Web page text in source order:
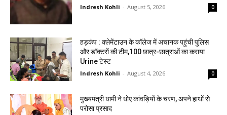
Indresh Kohli - August 5, 2026 0
हड़कंप : क्लेमेंटाउन के कॉलेज में अचानक पहुंची पुलिस
और डॉक्टरों की टीम,100 छात्र-छात्राओं का कराया
Urine टेस्ट
Indresh Kohli - August 4, 2026 0
मुख्यमंत्री धामी ने धोए कांवड़ियों के चरण, अपने हाथों से
परोसा प्रसाद